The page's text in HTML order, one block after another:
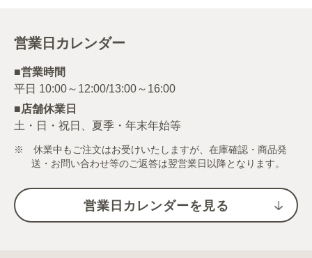
営業日カレンダー
■営業時間
■店舗休業日
土・日・祝日、夏季・年末年始等
※ 休業中もご注文はお受けいたしますが、在庫確認・商品発
送・お問い合わせ等のご返答は翌営業日以降となります。
営業日カレンダーを見る